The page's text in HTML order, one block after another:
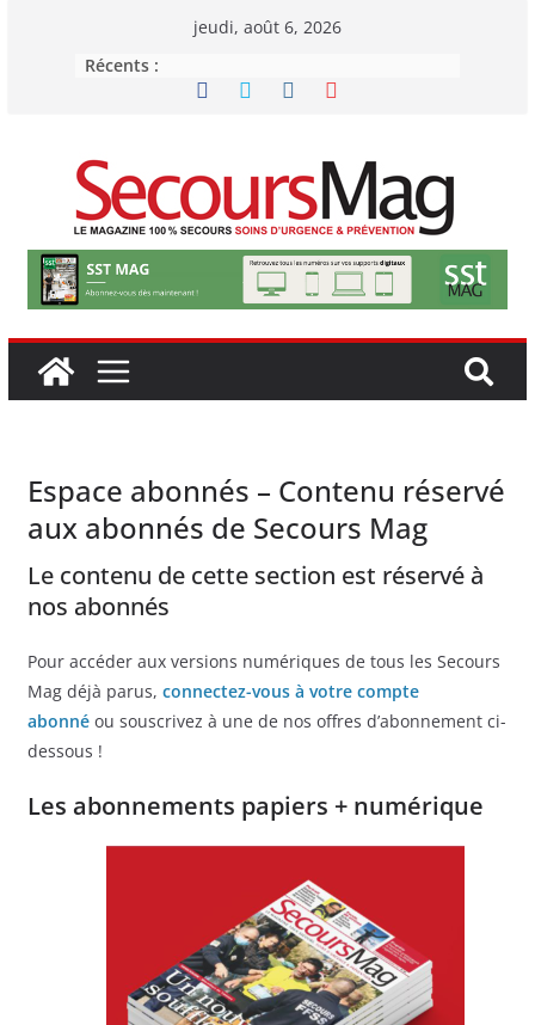
jeudi, août 6, 2026
Récents :
Espace abonnés – Contenu réservé
aux abonnés de Secours Mag
Le contenu de cette section est réservé à
nos abonnés
Pour accéder aux versions numériques de tous les Secours
Mag déjà parus, connectez-vous à votre compte
abonnéou souscrivez à une de nos offres d’abonnement ci-
dessous !
Les abonnements papiers + numérique